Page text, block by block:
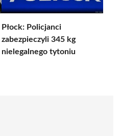
Płock: Policjanci
zabezpieczyli 345 kg
nielegalnego tytoniu